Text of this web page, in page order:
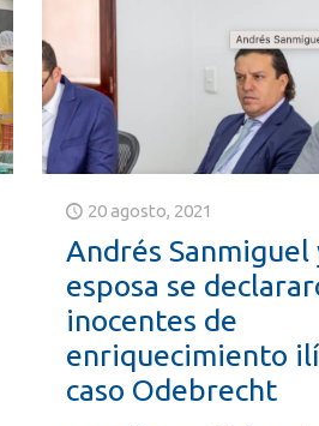
20 agosto, 2021
Andrés Sanmiguel
esposa se
inocentes de
enriquecimiento
caso Odebrecht